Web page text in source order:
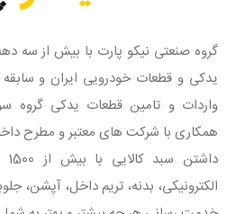
گروه صنعتی نیکو پارت با بیش از سه
یدکی و قطعات خودرویی ایران و سابقه
واردات و تامین قطعات یدکی
همکاری با شرکت های معتبر و مطرح
الکترونیکی، بدنه، تریم داخل، آپشن،